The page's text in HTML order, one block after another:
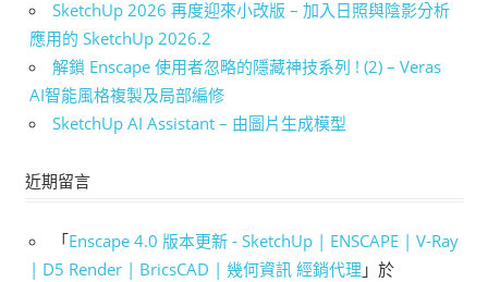
SketchUp 2026 再度迎來小改版 – 加入日照與陰影分析
應用的 SketchUp 2026.2
解鎖 Enscape 使用者忽略的隱藏神技系列 ! (2) – Veras
AI智能風格複製及局部編修
SketchUp AI Assistant – 由圖片生成模型
近期留言
「Enscape 4.0 版本更新 - SketchUp | ENSCAPE | V-Ray
| D5 Render | BricsCAD | 幾何資訊 經銷代理 」於